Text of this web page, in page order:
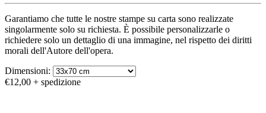
Garantiamo che tutte le nostre stampe su carta sono realizzate
singolarmente solo su richiesta. È possibile personalizzarle o
richiedere solo un dettaglio di una immagine, nel rispetto dei diritti
morali dell'Autore dell'opera.
Dimensioni:
€12,00 + spedizione